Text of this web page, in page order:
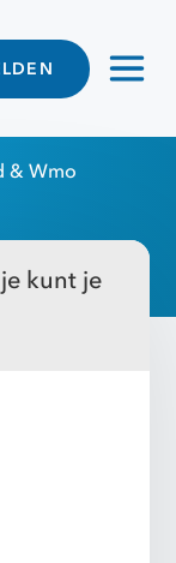
& Wmo
kunt je